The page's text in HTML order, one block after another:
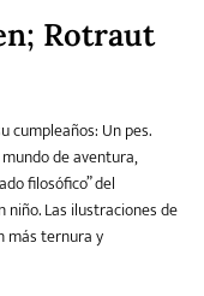
Rotraut
cumpleaños: Un pes.
de aventura,
filosófico” del
niño. Las ilustraciones de
más ternura y